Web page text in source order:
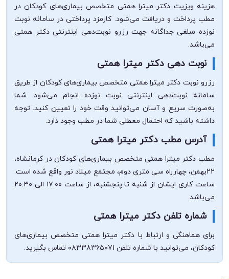
هزینه ویزیت دکتر میترا همتی متخصص بیماری‌های کودکان در
مطب پرداخت و دریافت می‌شود. کارمزد پرداختی در سامانه نوبت
نوزده مبلغی جداگانه جهت رزرو نوبت‌دهی اینترنتی دکتر همتی
می‌باشد.
نوبت دهی دکتر میترا همتی
رزرو نوبت دکتر میترا همتی متخصص بیماری‌های کودکان از طریق
سامانه نوبت‌دهی اینترنتی نوبت نوزده انجام می‌شود. شما
به‌صورت سریع و آسان می‌توانید وقت خود را تعیین کنید. توجه
داشته باشید که احتمال معطلی شما در مطب وجود دارد.
آدرس مطب دکتر میترا همتی
مطب دکتر میترا همتی متخصص بیماری‌های کودکان در کرمانشاه،
22بهمن، چهارراه سی متری دوم، مجتمع میلاد نور واقع شده است.
ساعت کاری ایشان از شنبه تا پنجشنبه، از ساعت ۱۷:۰۰ الی ۲۰:۳۰
می‌باشد.
شماره تلفن دکتر میترا همتی
برای هماهنگی و ارتباط با دکتر میترا همتی متخصص بیماری‌های
کودکان، می‌توانید با شماره تلفن ۰۸۳۳۸۳۶۵۰۷۱ تماس بگیرید.